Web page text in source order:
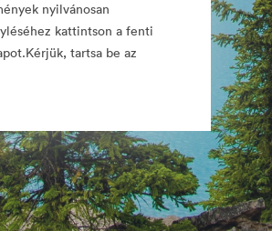
nyilvánosan
kattintson a fenti
tartsa be az